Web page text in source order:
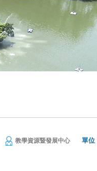
教學資源暨發展中心 單位